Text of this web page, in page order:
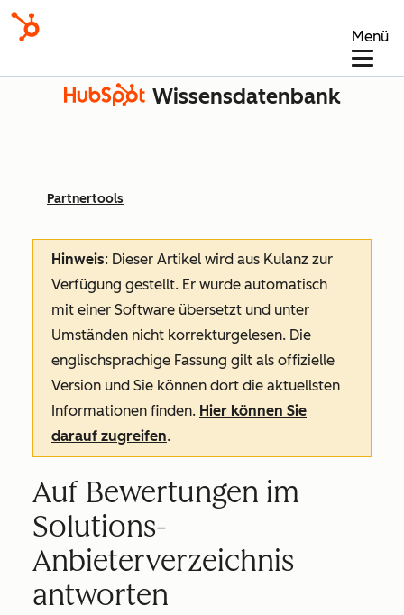
Menü
Wissensdatenbank
Partnertools
Hinweis: Dieser Artikel wird aus Kulanz zur
Verfügung gestellt. Er wurde automatisch
mit einer Software übersetzt und unter
Umständen nicht korrekturgelesen. Die
englischsprachige Fassung gilt als offizielle
Version und Sie können dort die aktuellsten
Informationen finden. Hier können Sie
darauf zugreifen.
Auf Bewertungen im
Solutions-
Anbieterverzeichnis
antworten